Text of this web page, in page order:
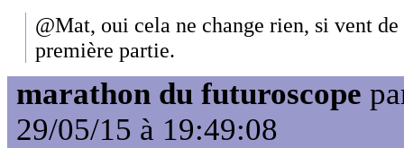
@Mat, oui cela ne change rien, si vent
première partie.
marathon du futuroscope
29/05/15 à 19:49:08